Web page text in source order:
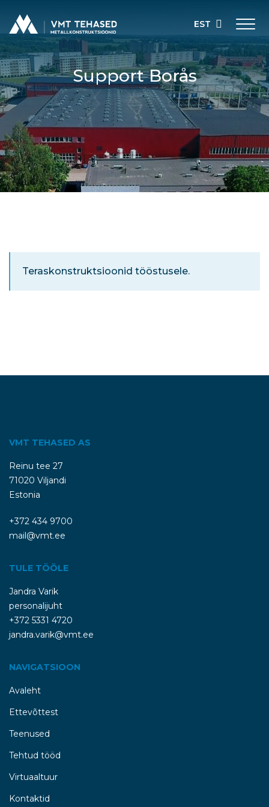
EST
Support Borås
Teraskonstruktsioonid tööstusele.
VMT TEHASED AS
Reinu tee 27
71020 Viljandi
Estonia
+372 434 9700
mail@vmt.ee
TULE TÖÖLE
Jandra Varik
personalijuht
+372 5331 4720
jandra.varik@vmt.ee
NAVIGATSIOON
Avaleht
Ettevõttest
Teenused
Tehtud tööd
Virtuaaltuur
Kontaktid